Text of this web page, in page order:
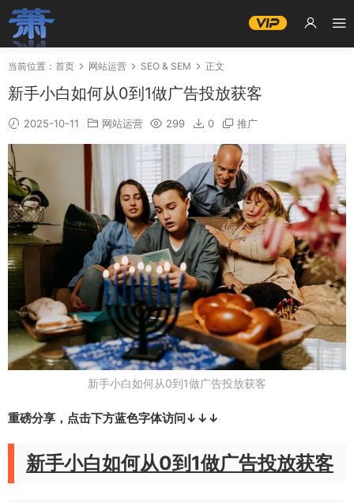
当前位置： 首页 网站运营 SEO & SEM 正文
新手小白如何从0到1做广告投放获客
2025-10-11 网站运营 299 0 推广
新手小白如何从0到1做广告投放获客
重磅分享，点击下方蓝色字体访问↓↓↓
新手小白如何从0到1做广告投放获客